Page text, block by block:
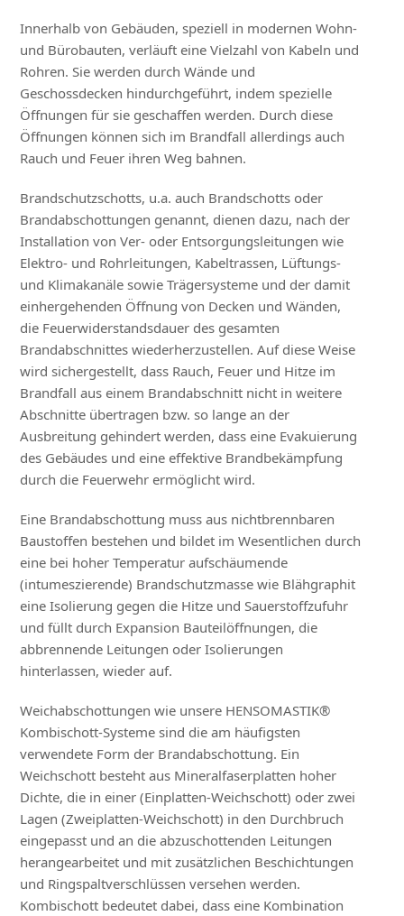
Innerhalb von Gebäuden, speziell in modernen Wohn-
und Bürobauten, verläuft eine Vielzahl von Kabeln und
Rohren. Sie werden durch Wände und
Geschossdecken hindurchgeführt, indem spezielle
Öffnungen für sie geschaffen werden. Durch diese
Öffnungen können sich im Brandfall allerdings auch
Rauch und Feuer ihren Weg bahnen.
Brandschutzschotts, u.a. auch Brandschotts oder
Brandabschottungen genannt, dienen dazu, nach der
Installation von Ver- oder Entsorgungsleitungen wie
Elektro- und Rohrleitungen, Kabeltrassen, Lüftungs-
und Klimakanäle sowie Trägersysteme und der damit
einhergehenden Öffnung von Decken und Wänden,
die Feuerwiderstandsdauer des gesamten
Brandabschnittes wiederherzustellen. Auf diese Weise
wird sichergestellt, dass Rauch, Feuer und Hitze im
Brandfall aus einem Brandabschnitt nicht in weitere
Abschnitte übertragen bzw. so lange an der
Ausbreitung gehindert werden, dass eine Evakuierung
des Gebäudes und eine effektive Brandbekämpfung
durch die Feuerwehr ermöglicht wird.
Eine Brandabschottung muss aus nichtbrennbaren
Baustoffen bestehen und bildet im Wesentlichen durch
eine bei hoher Temperatur aufschäumende
(intumeszierende) Brandschutzmasse wie Blähgraphit
eine Isolierung gegen die Hitze und Sauerstoffzufuhr
und füllt durch Expansion Bauteilöffnungen, die
abbrennende Leitungen oder Isolierungen
hinterlassen, wieder auf.
Weichabschottungen wie unsere HENSOMASTIK®
Kombischott-Systeme sind die am häufigsten
verwendete Form der Brandabschottung. Ein
Weichschott besteht aus Mineralfaserplatten hoher
Dichte, die in einer (Einplatten-Weichschott) oder zwei
Lagen (Zweiplatten-Weichschott) in den Durchbruch
eingepasst und an die abzuschottenden Leitungen
herangearbeitet und mit zusätzlichen Beschichtungen
und Ringspaltverschlüssen versehen werden.
Kombischott bedeutet dabei, dass eine Kombination